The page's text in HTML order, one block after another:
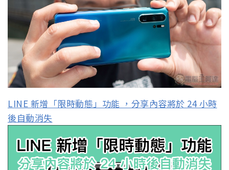
LINE 新增「限時動態」功能 ，分享內容將於 24 小時
後自動消失